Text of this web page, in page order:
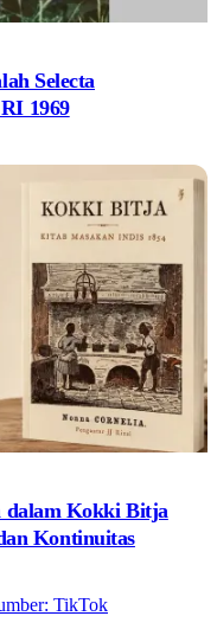
Selecta
1969
dalam Kokki Bitja
Kontinuitas